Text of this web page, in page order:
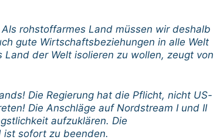
rohstoffarmes Land müssen wir deshalb
gute Wirtschaftsbeziehungen in alle Welt
der Welt isolieren zu wollen, zeugt von
Die Regierung hat die Pflicht, nicht US-
Die Anschläge auf Nordstream I und II
aufzuklären. Die
ist sofort zu beenden.